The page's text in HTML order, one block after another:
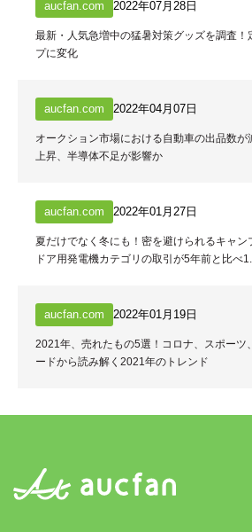
aucfan.com 2022年07月28日
最新・人気急増中の猛暑対策グッズを調査！
プに変化
aucfan.com 2022年04月07日
オークション市場における自動車の出品数
上昇、半導体不足が影響か
aucfan.com 2022年01月27日
夏だけでなく冬にも！密を避けられるキャ
ドア用発電機カテゴリの取引が5年前と比べ
aucfan.com 2022年01月19日
2021年、売れたもの5選！コロナ、スポー
ードから読み解く2021年のトレンド